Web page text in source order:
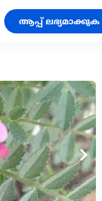
ആപ്പ് ലഭ്യമാക്കുക